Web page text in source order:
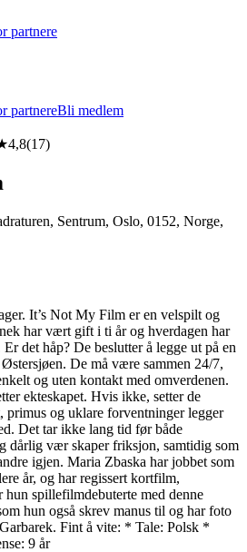
partnere
partnereBli medlem
4,8(17)
Sentrum, Oslo, 0152, Norge,
It’s Not My Film er en velspilt og
har vært gift i ti år og hverdagen har
det håp? De beslutter å legge ut på en
De må være sammen 24/7,
og uten kontakt med omverdenen.
ekteskapet. Hvis ikke, setter de
primus og uklare forventninger legger
Det tar ikke lang tid før både
dårlig vær skaper friksjon, samtidig som
igjen. Maria Zbaska har jobbet som
år, og har regissert kortfilm,
spillefilmdebuterte med denne
hun også skrev manus til og har foto
Fint å vite: * Tale: Polsk *
9 år